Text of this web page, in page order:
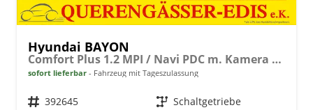
Hyundai BAYON
Comfort Plus 1.2 MPI / Navi PDC m. Kamera Klimaautom./ LED Sitz & Lenkr.Heiz/ Alu16
sofort lieferbar Fahrzeug mit Tageszulassung
Fahrzeugnr. 392645 Getriebe Schaltgetriebe